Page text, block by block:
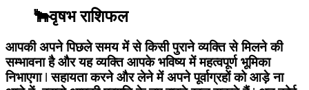
🐂वृषभ राशिफल
आपकी अपने पिछले समय में से किसी पुराने व्यक्ति से मिलने की
सम्भावना है और यह व्यक्ति आपके भविष्य में महत्वपूर्ण भूमिका
निभाएगा ǀ सहायता करने और लेने में अपने पूर्वाग्रहों को आड़े ना